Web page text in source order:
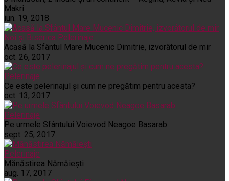
Makri
iun. 19, 2018
Noi și Biserica Pelerinaje
Acasă la Sfântul Mare Mucenic Dimitrie, izvorâtorul de mir
oct. 26, 2017
Pelerinaje
Ce este pelerinajul şi cum ne pregătim pentru acesta?
oct. 13, 2017
Pelerinaje
Pe urmele Sfântului Voievod Neagoe Basarab
sept. 25, 2017
Pelerinaje
Mănăstirea Nămăiești
aug. 17, 2017